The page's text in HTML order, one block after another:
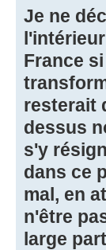
Je ne
France
resterait
dessus
s'y
dans ce
mal, en
n'être
large